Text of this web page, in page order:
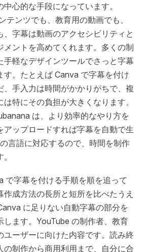
心的な手段になっています。
テンツでも、教育用の動画でも、
、字幕は動画のアクセシビリティと
メントを高めてくれます。多くの制
手軽なデザインツールでさっと字幕
す。たとえば Canva で字幕を付け
、手入力は時間がかかりがちで、複
特にその負担が大きくなります。
は、より効率的なやり方を
アップロードすれば字幕を自動で生
言語に対応するので、時間を制作
で字幕を付ける手順を順を追って
成方法の長所と短所を比べたうえ
に足りない自動字幕の部分を
します。YouTube の制作者、教育
ユーザーに向けた内容です。読み終
の制作から商用利用まで、自分に合